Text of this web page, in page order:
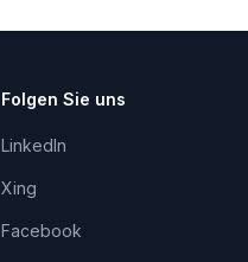
Folgen Sie uns
LinkedIn
Xing
Facebook